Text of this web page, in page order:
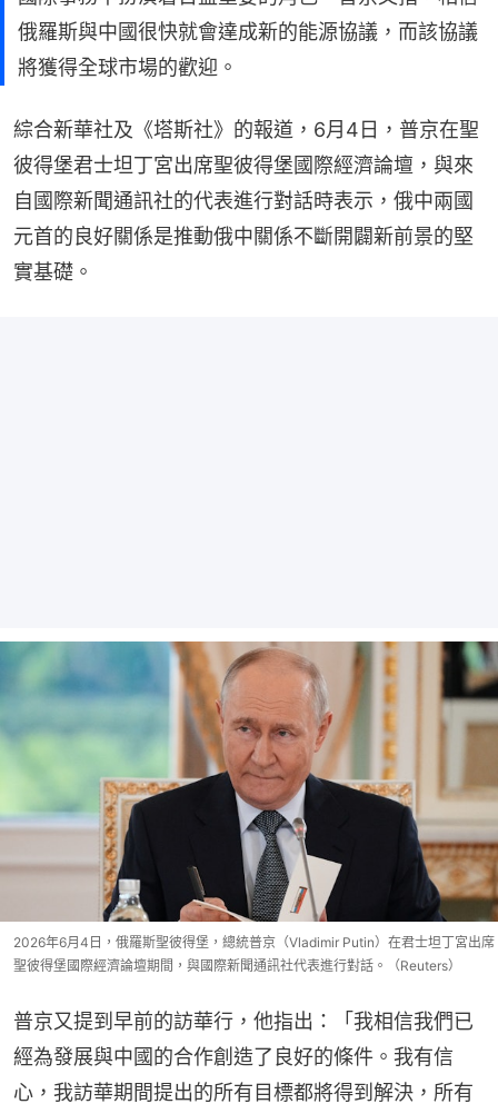
俄羅斯與中國很快就會達成新的能源協議，而該協議
將獲得全球市場的歡迎。
綜合新華社及《塔斯社》的報道，6月4日，普京在聖
彼得堡君士坦丁宮出席聖彼得堡國際經濟論壇，與來
自國際新聞通訊社的代表進行對話時表示，俄中兩國
元首的良好關係是推動俄中關係不斷開闢新前景的堅
實基礎。
2026年6月4日，俄羅斯聖彼得堡，總統普京（Vladimir Putin）在君士坦丁宮出席
聖彼得堡國際經濟論壇期間，與國際新聞通訊社代表進行對話。（Reuters）
普京又提到早前的訪華行，他指出：「我相信我們已
經為發展與中國的合作創造了良好的條件。我有信
心，我訪華期間提出的所有目標都將得到解決，所有